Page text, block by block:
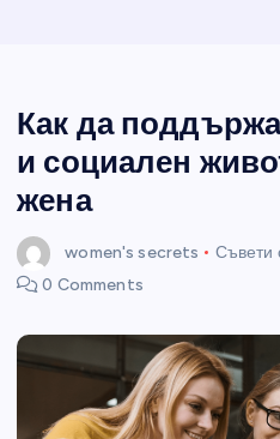
Как да
и социален
жена
women's secrets Съвети
0 Comments